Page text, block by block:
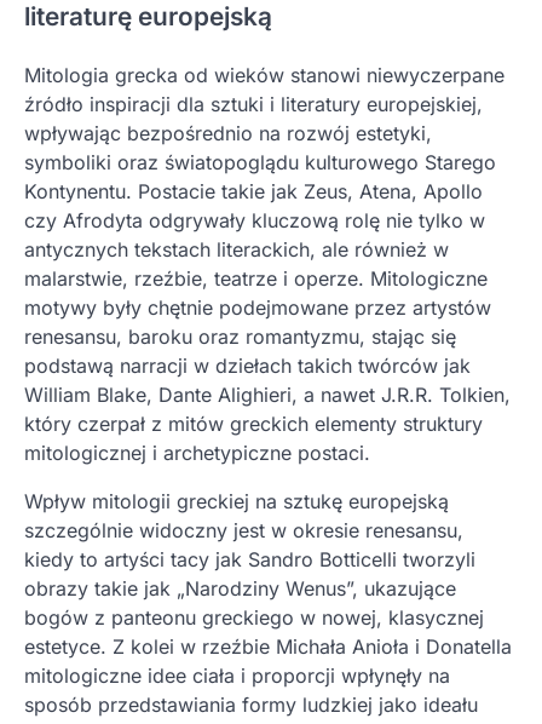
literaturę europejską
Mitologia grecka od wieków stanowi niewyczerpane
źródło inspiracji dla sztuki i literatury europejskiej,
wpływając bezpośrednio na rozwój estetyki,
symboliki oraz światopoglądu kulturowego Starego
Kontynentu. Postacie takie jak Zeus, Atena, Apollo
czy Afrodyta odgrywały kluczową rolę nie tylko w
antycznych tekstach literackich, ale również w
malarstwie, rzeźbie, teatrze i operze. Mitologiczne
motywy były chętnie podejmowane przez artystów
renesansu, baroku oraz romantyzmu, stając się
podstawą narracji w dziełach takich twórców jak
William Blake, Dante Alighieri, a nawet J.R.R. Tolkien,
który czerpał z mitów greckich elementy struktury
mitologicznej i archetypiczne postaci.
Wpływ mitologii greckiej na sztukę europejską
szczególnie widoczny jest w okresie renesansu,
kiedy to artyści tacy jak Sandro Botticelli tworzyli
obrazy takie jak „Narodziny Wenus”, ukazujące
bogów z panteonu greckiego w nowej, klasycznej
estetyce. Z kolei w rzeźbie Michała Anioła i Donatella
mitologiczne idee ciała i proporcji wpłynęły na
sposób przedstawiania formy ludzkiej jako ideału